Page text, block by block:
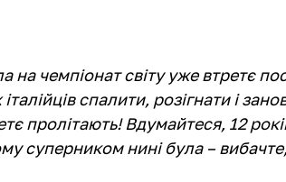
на чемпіонат світу уже втретє
спалити, розігнати і
пролітають! Вдумайтеся, 12
суперником нині була –